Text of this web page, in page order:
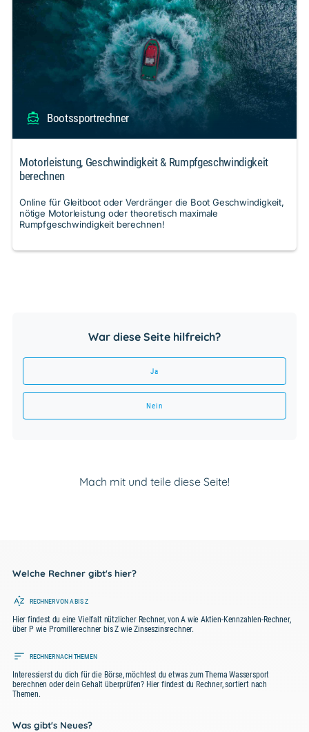
Bootssportrechner
Motorleistung, Geschwindigkeit & Rumpfgeschwindigkeit
berechnen
Online für Gleitboot oder Verdränger die Boot Geschwindigkeit,
nötige Motorleistung oder theoretisch maximale
Rumpfgeschwindigkeit berechnen!
War diese Seite hilfreich?
Ja
Nein
Mach mit und teile diese Seite!
Welche Rechner gibt's hier?
RECHNER VON A BIS Z
Hier findest du eine Vielfalt nützlicher Rechner, von A wie Aktien-Kennzahlen-Rechner,
über P wie Promillerechner bis Z wie Zinseszinsrechner.
RECHNER NACH THEMEN
Interessierst du dich für die Börse, möchtest du etwas zum Thema Wassersport
berechnen oder dein Gehalt überprüfen? Hier findest du Rechner, sortiert nach
Themen.
Was gibt's Neues?